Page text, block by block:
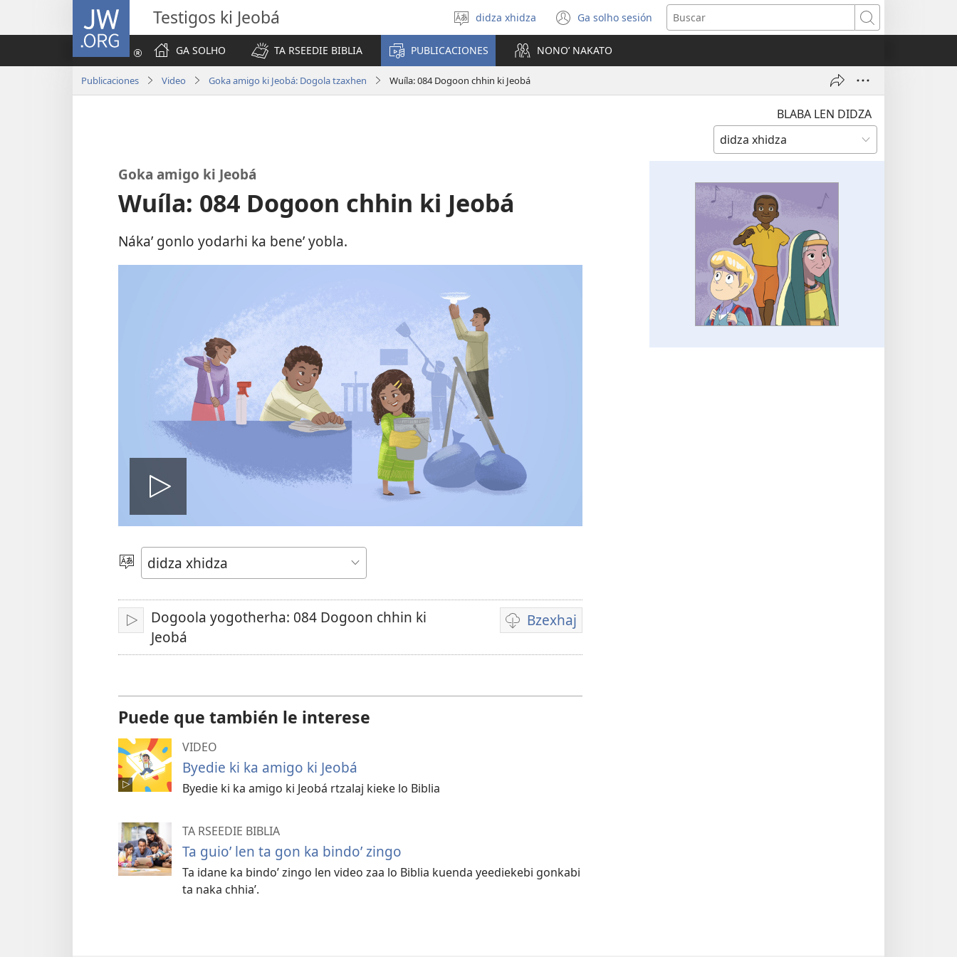
JW.ORG Testigos ki Jeobá
Gleaj
bi
didza
didza xhidza Ga solho sesión
(abre
una
nueva
ventana)
Buscar
GA SOLHO
TA RSEEDIE BIBLIA PUBLICACIONES NONO’ NAKATO
Publicaciones Video Goka amigo ki Jeobá: Dogola tzaxhen Wuíla: 084 Dogoon chhin ki Jeobá
BLABA LEN DIDZA
Goka amigo ki Jeobá
Wuíla: 084 Dogoon chhin ki Jeobá
Náka’ gonlo yodarhi ka bene’ yobla.
Reproducir
video
Gleaj
didza
Bzua
Dogoola yogotherha: 084 Dogoon chhin ki
Jeobá
Bzexhaj
Tixhe
Puede que también le interese
VIDEO
Byedie ki ka amigo ki Jeobá
Byedie ki ka amigo ki Jeobá rtzalaj kieke lo Biblia
TA RSEEDIE BIBLIA
Ta guio’ len ta gon ka bindo’ zingo
Ta idane ka bindo’ zingo len video zaa lo Biblia kuenda yeediekebi gonkabi
ta naka chhia’.